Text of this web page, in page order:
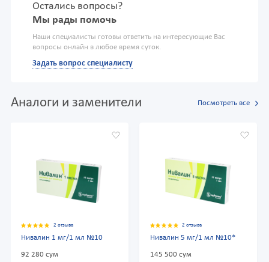
Остались вопросы?
Мы рады помочь
Наши специалисты готовы ответить на интересующие Вас
вопросы онлайн в любое время суток.
Задать вопрос специалисту
Аналоги и заменители Посмотреть все
2 отзыва
Нивалин 1 мг/1 мл №10
92 280 сум
2 отзыва
Нивалин 5 мг/1 мл №10*
145 500 сум